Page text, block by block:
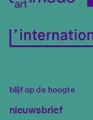
blijf op de hoogte
nieuwsbrief